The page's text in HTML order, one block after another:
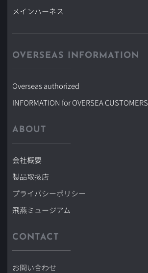
メインハーネス
OVERSEAS INFORMATION
Overseas authorized
INFORMATION for OVERSEA CUSTOMERS
ABOUT
会社概要
製品取扱店
プライバシーポリシー
飛燕ミュージアム
CONTACT
お問い合わせ